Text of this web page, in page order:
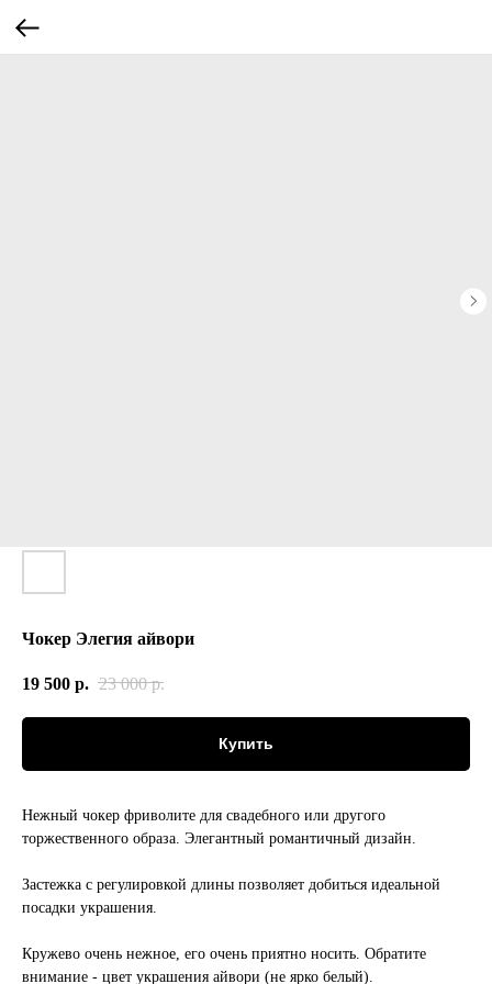
Чокер Элегия айвори
19 500 р. 23 000 р.
Купить
Нежный чокер фриволите для свадебного или другого
торжественного образа. Элегантный романтичный дизайн.
Застежка с регулировкой длины позволяет добиться идеальной
посадки украшения.
Кружево очень нежное, его очень приятно носить. Обратите
внимание - цвет украшения айвори (не ярко белый).